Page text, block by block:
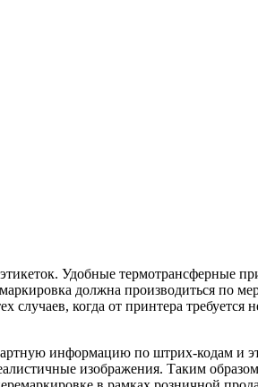
Удобные термотрансферные
должна производиться по
когда от принтера
информацию по штрих-кодам и
изображения. Таким